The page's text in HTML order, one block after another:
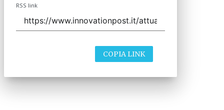
RSS link
COPIA LINK